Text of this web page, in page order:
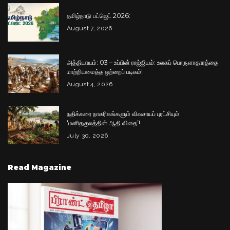
தமிழ்நாடு பட்ஜெட் 2026:
August 7, 2026
அத்தியாயம்: 03 – உப்பின் ராஜ்ஜியம்: உலகப் பொருளாதாரத்தை
மாற்றியமைத்த ஒற்றைப் படிகம்!
August 4, 2026
நதிக்கரை நாகரிகங்களும் விவசாயப் புரட்சியும்:
‘மனிதகுலத்தின் ஆதி விதை’!
July 30, 2026
Read Magazine